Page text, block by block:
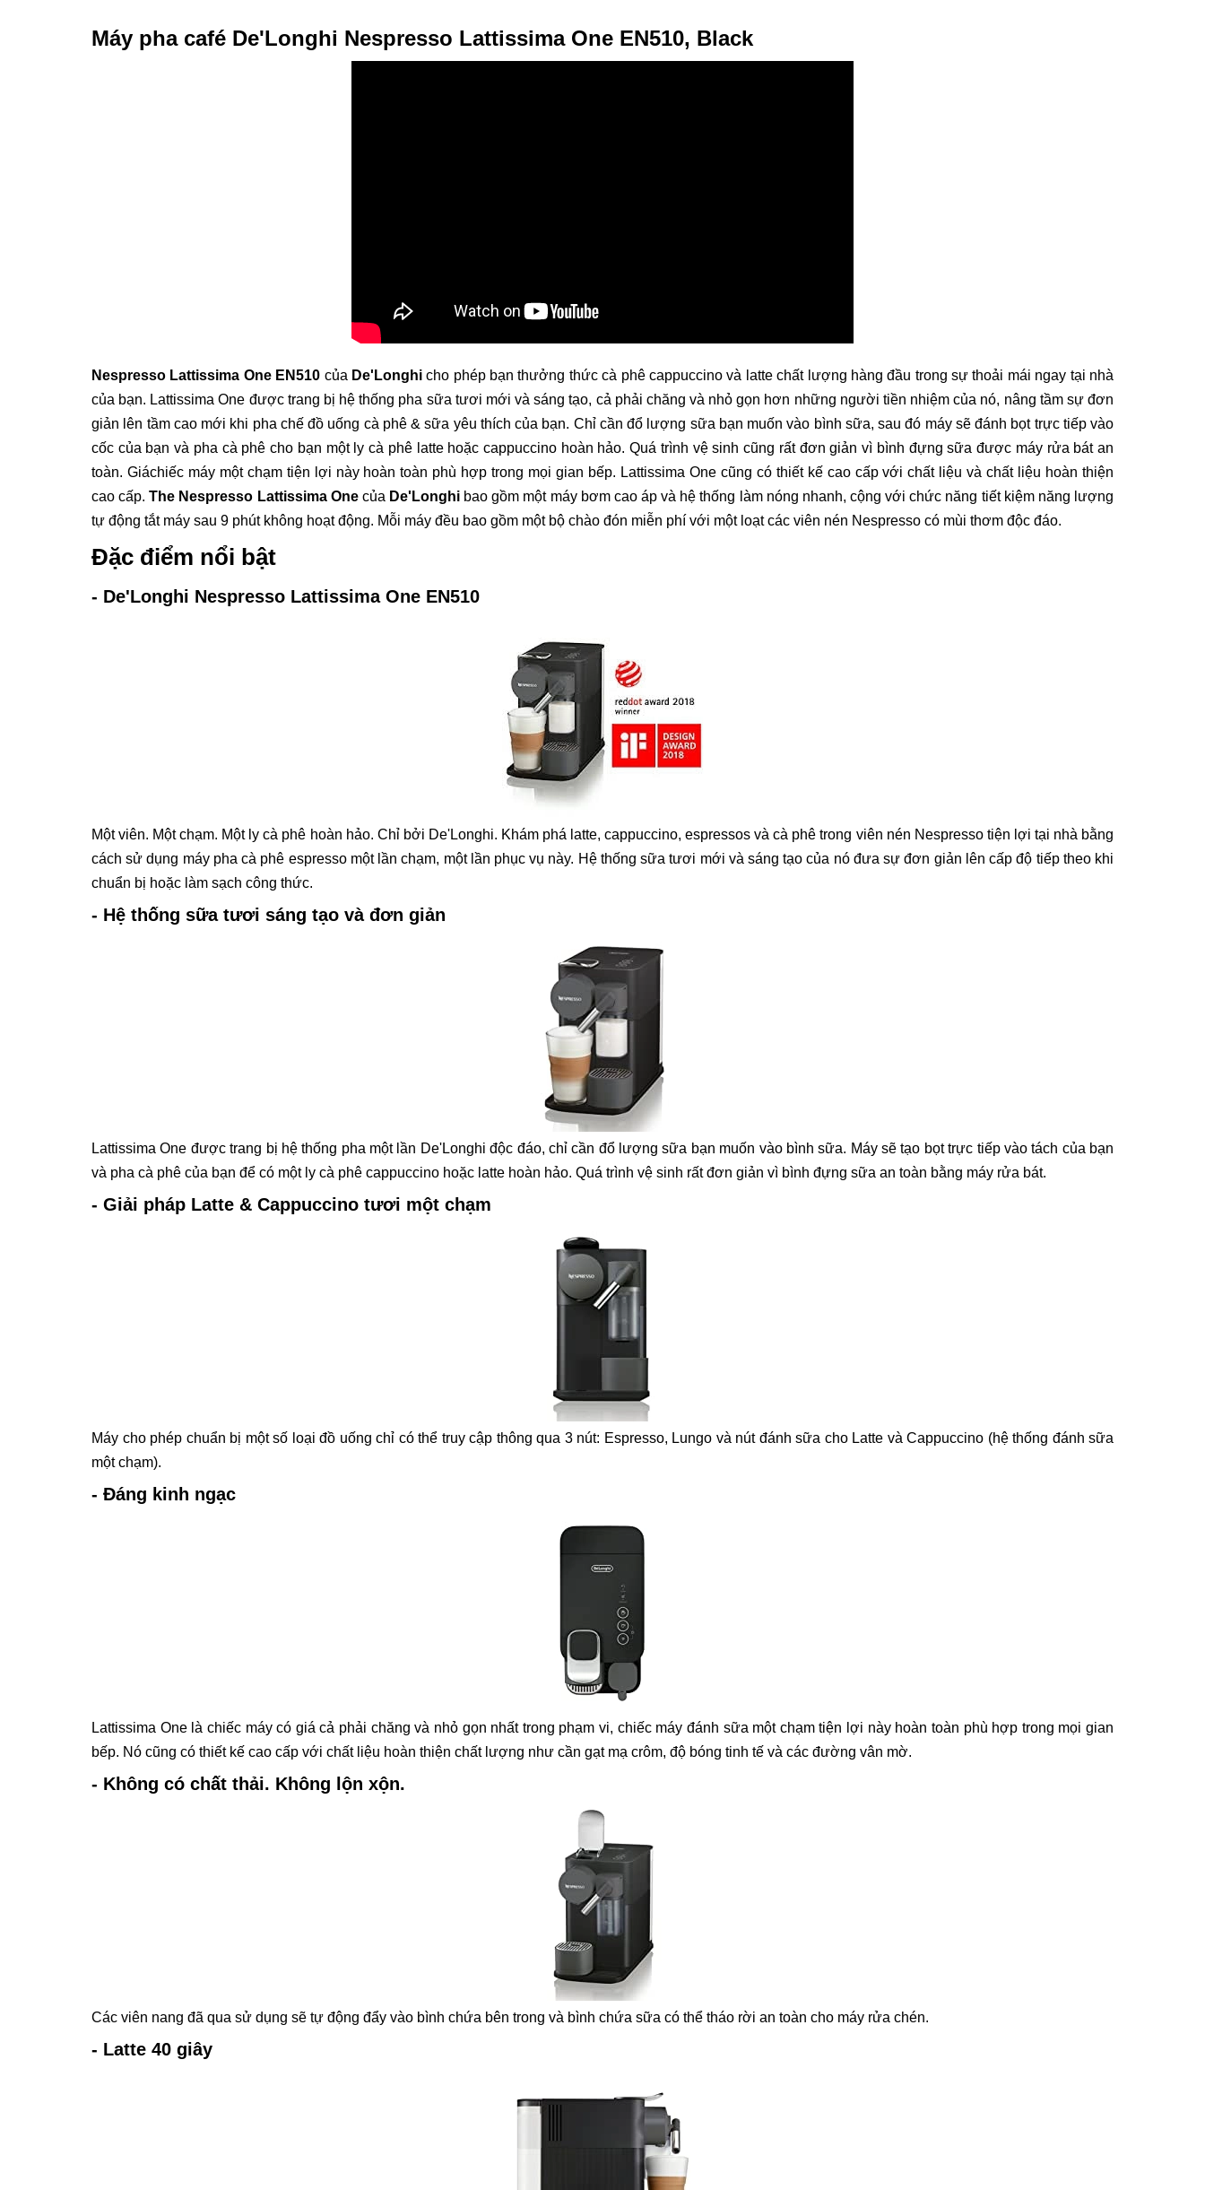
Máy pha café De'Longhi Nespresso Lattissima One EN510, Black
Nespresso Lattissima One EN510 của De'Longhicho phép bạn thưởng thức cà phê cappuccino và latte chất lượng hàng đầu trong sự thoải mái ngay tại nhà
của bạn. Lattissima One được trang bị hệ thống pha sữa tươi mới và sáng tạo, cả phải chăng và nhỏ gọn hơn những người tiền nhiệm của nó, nâng tầm sự đơn
giản lên tầm cao mới khi pha chế đồ uống cà phê & sữa yêu thích của bạn. Chỉ cần đổ lượng sữa bạn muốn vào bình sữa, sau đó máy sẽ đánh bọt trực tiếp vào
cốc của bạn và pha cà phê cho bạn một ly cà phê latte hoặc cappuccino hoàn hảo. Quá trình vệ sinh cũng rất đơn giản vì bình đựng sữa được máy rửa bát an
toàn. Giáchiếc máy một chạm tiện lợi này hoàn toàn phù hợp trong mọi gian bếp. Lattissima One cũng có thiết kế cao cấp với chất liệu và chất liệu hoàn thiện
cao cấp.The Nespresso Lattissima Onecủa De'Longhi bao gồm một máy bơm cao áp và hệ thống làm nóng nhanh, cộng với chức năng tiết kiệm năng lượng
tự động tắt máy sau 9 phút không hoạt động. Mỗi máy đều bao gồm một bộ chào đón miễn phí với một loạt các viên nén Nespresso có mùi thơm độc đáo.
Đặc điểm nổi bật
- De'Longhi Nespresso Lattissima One EN510
Một viên. Một chạm. Một ly cà phê hoàn hảo. Chỉ bởi De'Longhi. Khám phá latte, cappuccino, espressos và cà phê trong viên nén Nespresso tiện lợi tại nhà bằng
cách sử dụng máy pha cà phê espresso một lần chạm, một lần phục vụ này. Hệ thống sữa tươi mới và sáng tạo của nó đưa sự đơn giản lên cấp độ tiếp theo khi
chuẩn bị hoặc làm sạch công thức.
- Hệ thống sữa tươi sáng tạo và đơn giản
Lattissima One được trang bị hệ thống pha một lần De'Longhi độc đáo, chỉ cần đổ lượng sữa bạn muốn vào bình sữa. Máy sẽ tạo bọt trực tiếp vào tách của bạn
và pha cà phê của bạn để có một ly cà phê cappuccino hoặc latte hoàn hảo. Quá trình vệ sinh rất đơn giản vì bình đựng sữa an toàn bằng máy rửa bát.
- Giải pháp Latte & Cappuccino tươi một chạm
Máy cho phép chuẩn bị một số loại đồ uống chỉ có thể truy cập thông qua 3 nút: Espresso, Lungo và nút đánh sữa cho Latte và Cappuccino (hệ thống đánh sữa
một chạm).
- Đáng kinh ngạc
Lattissima One là chiếc máy có giá cả phải chăng và nhỏ gọn nhất trong phạm vi, chiếc máy đánh sữa một chạm tiện lợi này hoàn toàn phù hợp trong mọi gian
bếp. Nó cũng có thiết kế cao cấp với chất liệu hoàn thiện chất lượng như cần gạt mạ crôm, độ bóng tinh tế và các đường vân mờ.
- Không có chất thải. Không lộn xộn.
Các viên nang đã qua sử dụng sẽ tự động đẩy vào bình chứa bên trong và bình chứa sữa có thể tháo rời an toàn cho máy rửa chén.
- Latte 40 giây